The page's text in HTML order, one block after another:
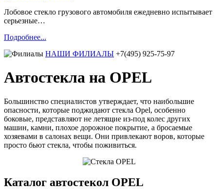
Лобовое стекло грузового автомобиля ежедневно испытывает
серьезные…
Подробнее...
НАШИ ФИЛИАЛЫ +7(495) 925-75-97
Автостекла на OPEL
Большинство специалистов утверждает, что наибольшие
опасности, которые поджидают стекла Opel, особенно
боковые, представляют не летящие из-под колес других
машин, камни, плохое дорожное покрытие, а бросаемые
хозяевами в салонах вещи. Они привлекают воров, которые
просто бьют стекла, чтобы поживиться.
Каталог автостекол OPEL